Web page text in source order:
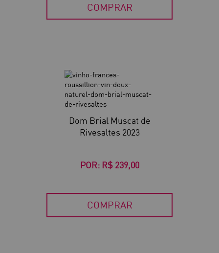
COMPRAR
Dom Brial Muscat de
Rivesaltes 2023
POR: R$ 239,00
COMPRAR